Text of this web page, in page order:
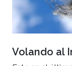
Volando al